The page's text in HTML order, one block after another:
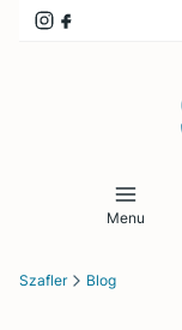
Menu
Szafler Blog